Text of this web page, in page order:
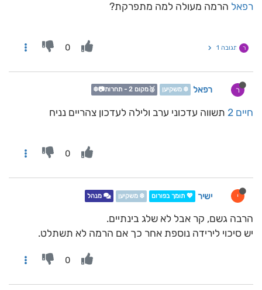
רפאל הרמה מעולה למה מתפרקת?
ר תגובה 1 0
ר רפאל ❄️ משקיען 🥈מקום 2 - תחרות📷❄️
חיים 2 תשווה עדכוני ערב ולילה לעדכון צהריים נניח
0
י ישיר 💖 תומך בפורום ❄️ משקיען מנהל
הרבה גשם, קר אבל לא שלג בינתיים.
יש סיכוי לירידה נוספת אחר כך אם הרמה לא תשתלט.
0